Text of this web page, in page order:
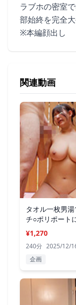
ラブホの密室
部始終を完全大
※本編顔出し
関連動画
タオル一枚男
チ○ポリポート
2
¥1,270
240分 2025/12/
企画